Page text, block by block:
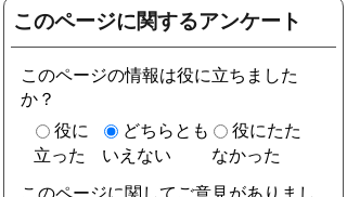
このページに関するアンケート
このページの情報は役に立ちました
か？
役に
立った
どちらとも
いえない
役にたた
なかった
このページに関してご意見がありまし